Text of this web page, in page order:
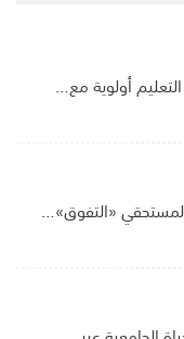
أولوية مع…
لمستحقي «التفوق»…